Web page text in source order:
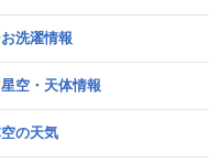
お洗濯情報
星空・天体情報
空の天気